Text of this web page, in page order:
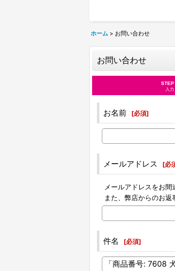
ホーム > お問い合わせ
お問い合わせ
STEP
入力
お名前 [必須]
メールアドレス [必
メールアドレスをお
また、弊店からのお
件名 [必須]